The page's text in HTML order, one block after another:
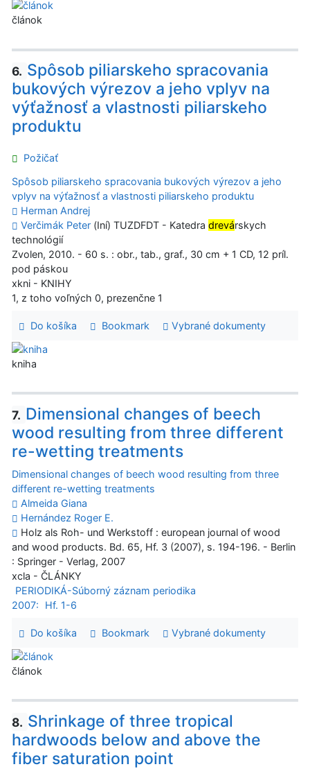
článok
6. Spôsob piliarskeho spracovania
bukových výrezov a jeho vplyv na
výťažnosť a vlastnosti piliarskeho
produktu
Požičať
Spôsob piliarskeho spracovania bukových výrezov a jeho
vplyv na výťažnosť a vlastnosti piliarskeho produktu
Herman Andrej
Verčimák Peter (Iní) TUZDFDT - Katedra drevárskych
technológií
Zvolen, 2010. - 60 s. : obr., tab., graf., 30 cm + 1 CD, 12 príl.
pod páskou
xkni - KNIHY
1, z toho voľných 0, prezenčne 1
Do košíka Bookmark Vybrané dokumenty
kniha
7. Dimensional changes of beech
wood resulting from three different
re-wetting treatments
Dimensional changes of beech wood resulting from three
different re-wetting treatments
Almeida Giana
Hernández Roger E.
Holz als Roh- und Werkstoff : european journal of wood
and wood products. Bd. 65, Hf. 3 (2007), s. 194-196. - Berlin
: Springer - Verlag, 2007
xcla - ČLÁNKY
PERIODIKÁ-Súborný záznam periodika
2007:
Hf. 1-6
Do košíka Bookmark Vybrané dokumenty
článok
8. Shrinkage of three tropical
hardwoods below and above the
fiber saturation point